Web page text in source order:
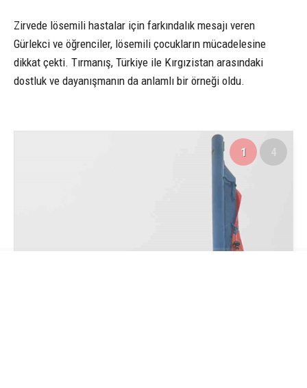
Zirvede lösemili hastalar için farkındalık mesajı veren
Gürlekci ve öğrenciler, lösemili çocukların mücadelesine
dikkat çekti. Tırmanış, Türkiye ile Kırgızistan arasındaki
dostluk ve dayanışmanın da anlamlı bir örneği oldu.
1